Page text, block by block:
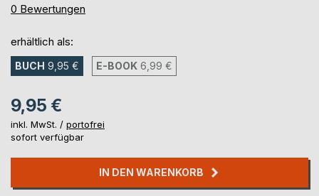
0%
0 Bewertungen
erhältlich als:
BUCH 9,95 € E-BOOK 6,99 €
9,95 €
inkl. MwSt. / portofrei
sofort verfügbar
IN DEN WARENKORB